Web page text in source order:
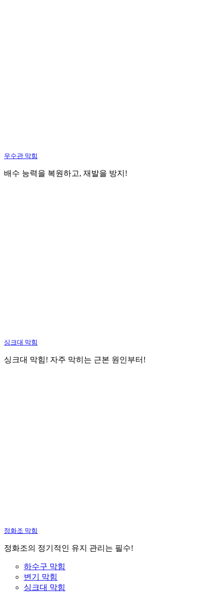
우수관 막힘
배수 능력을 복원하고, 재발을 방지!
싱크대 막힘
싱크대 막힘! 자주 막히는 근본 원인부터!
정화조 막힘
정화조의 정기적인 유지 관리는 필수!
하수구 막힘
변기 막힘
싱크대 막힘